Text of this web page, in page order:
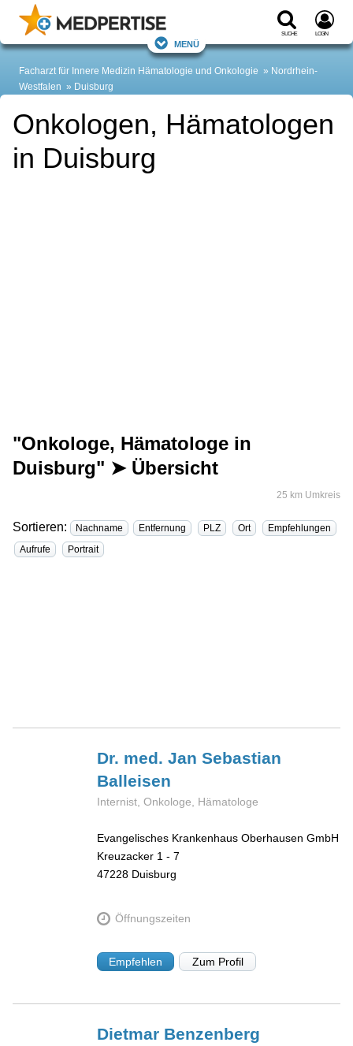
Suche Login
Menü
Facharzt für Innere Medizin Hämatologie und Onkologie
Nordrhein-
Westfalen
Duisburg
Onkologen, Hämatologen
in Duisburg
"Onkologe, Hämatologe in
Duisburg" ➤ Übersicht
25 km Umkreis
Sortieren: Nachname Entfernung PLZ Ort
Empfehlungen
Aufrufe
Portrait
Dr. med. Jan Sebastian
Balleisen
Internist, Onkologe, Hämatologe
Evangelisches Krankenhaus Oberhausen GmbH
Kreuzacker 1 - 7
47228 Duisburg
Öffnungszeiten
Empfehlen Zum Profil
Dietmar Benzenberg